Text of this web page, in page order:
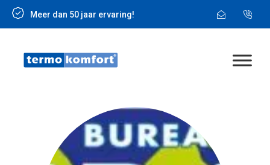
Meer dan 50 jaar ervaring!